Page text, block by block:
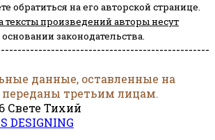
обратиться на его авторской странице.
тексты произведений авторы несут
основании законодательства.
данные, оставленные на
переданы третьим лицам.
Свете Тихий
DESIGNING